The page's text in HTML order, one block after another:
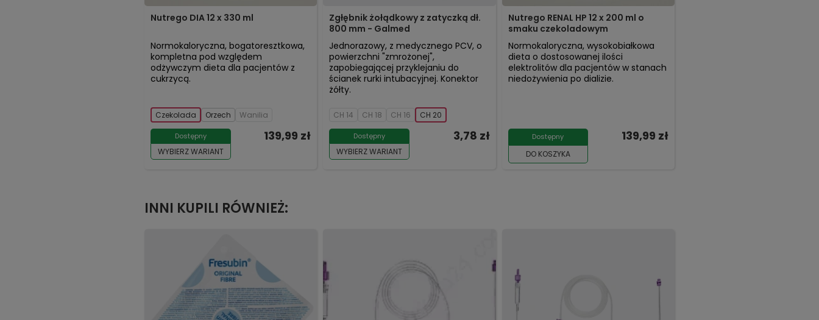
Nutrego DIA 12 x 330 ml
Normokaloryczna, bogatoresztkowa,
kompletna pod względem
odżywczym dieta dla pacjentów z
cukrzycą.
Czekolada Orzech Wanilia
Dostępny
WYBIERZ WARIANT
139,99 zł
Zgłębnik żołądkowy z zatyczką dł.
800 mm - Galmed
Jednorazowy, z medycznego PCV, o
powierzchni "zmrożonej",
zapobiegającej przyklejaniu do
ścianek rurki intubacyjnej. Konektor
żółty.
CH 14 CH 18 CH 16 CH 20
Dostępny
WYBIERZ WARIANT
3,78 zł
Nutrego RENAL HP 12 x 200 ml o
smaku czekoladowym
Normokaloryczna, wysokobiałkowa
dieta o dostosowanej ilości
elektrolitów dla pacjentów w stanach
niedożywienia po dializie.
Dostępny
DO KOSZYKA
139,99 zł
INNI KUPILI RÓWNIEŻ: